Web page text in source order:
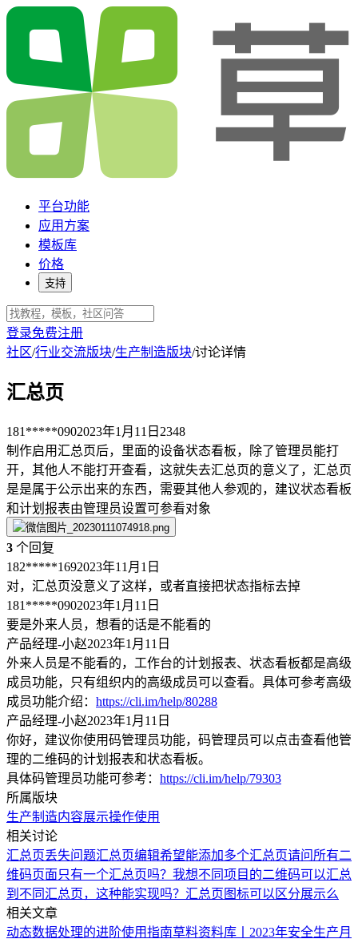
平台功能
应用方案
模板库
价格
支持
登录免费注册
社区/行业交流版块/生产制造版块/讨论详情
汇总页
181*****0902023年1月11日 2348
制作启用汇总页后，里面的设备状态看板，除了管理员能打
开，其他人不能打开查看，这就失去汇总页的意义了，汇总页
是是属于公示出来的东西，需要其他人参观的，建议状态看板
和计划报表由管理员设置可参看对象
3 个回复
182*****1692023年11月1日
对，汇总页没意义了这样，或者直接把状态指标去掉
181*****0902023年1月11日
要是外来人员，想看的话是不能看的
产品经理-小赵2023年1月11日
外来人员是不能看的，工作台的计划报表、状态看板都是高级
成员功能，只有组织内的高级成员可以查看。具体可参考高级
成员功能介绍： https://cli.im/help/80288
产品经理-小赵2023年1月11日
你好，建议你使用码管理员功能，码管理员可以点击查看他管
理的二维码的计划报表和状态看板。
具体码管理员功能可参考： https://cli.im/help/79303
所属版块
生产制造内容展示操作使用
相关讨论
汇总页丢失问题汇总页编辑希望能添加多个汇总页请问所有二
维码页面只有一个汇总页吗？我想不同项目的二维码可以汇总
到不同汇总页，这种能实现吗？ 汇总页图标可以区分展示么
相关文章
动态数据处理的进阶使用指南草料资料库丨2023年安全生产月